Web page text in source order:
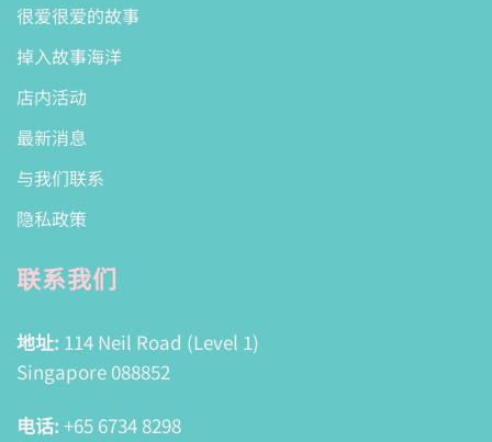
很爱很爱的故事
掉入故事海洋
店内活动
最新消息
与我们联系
隐私政策
联系我们
地址: 114 Neil Road (Level 1)
Singapore 088852
电话: +65 6734 8298